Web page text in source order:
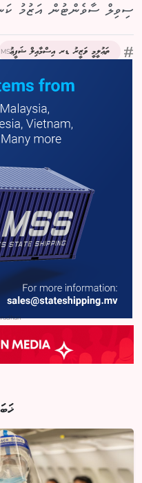
ސިވިލް ސާވެންޓުން އަޒުމު
ތަޢުލީމީ ވަޒީރު ޑރ އިސްމާޢިލް ޝަފީޢު